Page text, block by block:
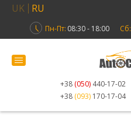
UK RU
Пн-Пт: 08:30 - 18:00 Сб:
+38 (050) 440-17-02
+38 (093) 170-17-04